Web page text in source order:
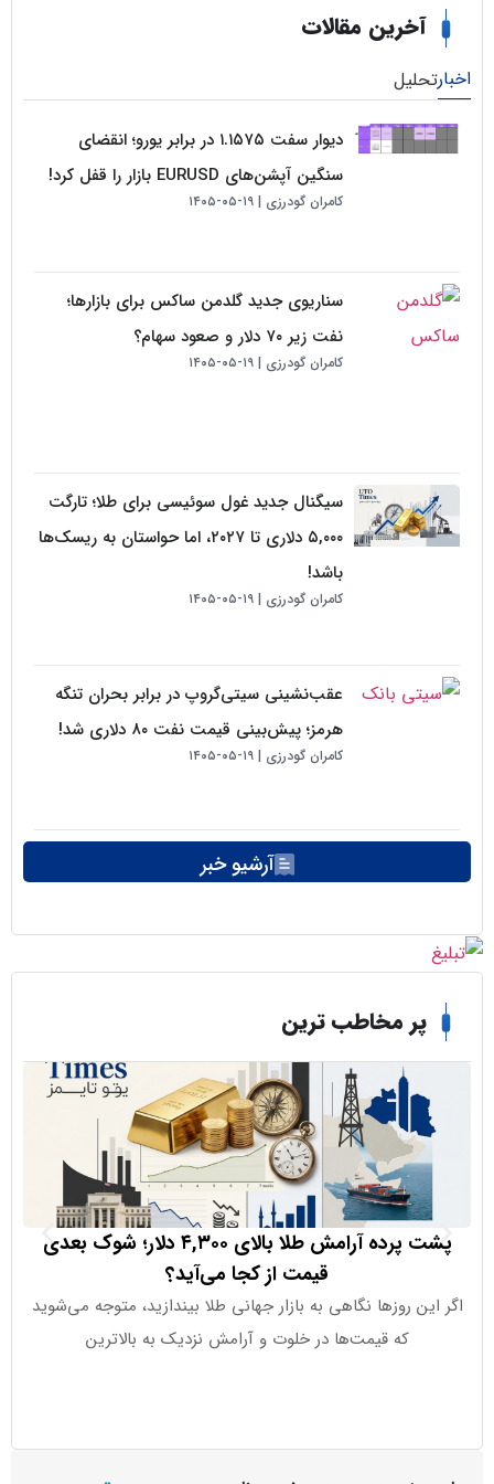
آخرین مقالات
دیوار سفت ۱.۱۵۷۵ در برابر یورو؛ انقضای
سنگین آپشن‌های EURUSD بازار را قفل کرد!
کامران گودرزی ۱۹-۰۵-۱۴۰۵
سناریوی جدید گلدمن ساکس برای بازارها؛
کامران گودرزی ۱۹-۰۵-۱۴۰۵
سیگنال جدید غول سوئیسی برای طلا؛ تارگت
۵,۰۰۰ دلاری تا ۲۰۲۷، اما حواستان به ریسک‌ها
کامران گودرزی ۱۹-۰۵-۱۴۰۵
عقب‌نشینی سیتی‌گروپ در برابر بحران تنگه
هرمز؛ پیش‌بینی قیمت نفت ۸۰ دلاری شد!
کامران گودرزی ۱۹-۰۵-۱۴۰۵
آرشیو خبر
پر مخاطب ترین
پشت پرده آرامش طلا بالای ۴,۳۰۰ دلار؛ شوک بعدی
قیمت از کجا می‌آید؟
روزها نگاهی به بازار جهانی طلا بیندازید، متوجه می‌شوید
که قیمت‌ها در خلوت و آرامش نزدیک به بالاترین